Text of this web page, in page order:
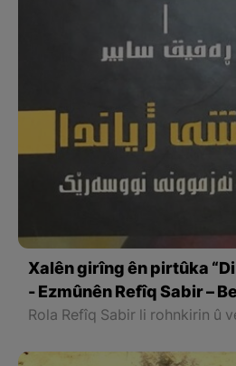
Xalên girîng ên pirtûka
- Ezmûnên Refîq Sabir –